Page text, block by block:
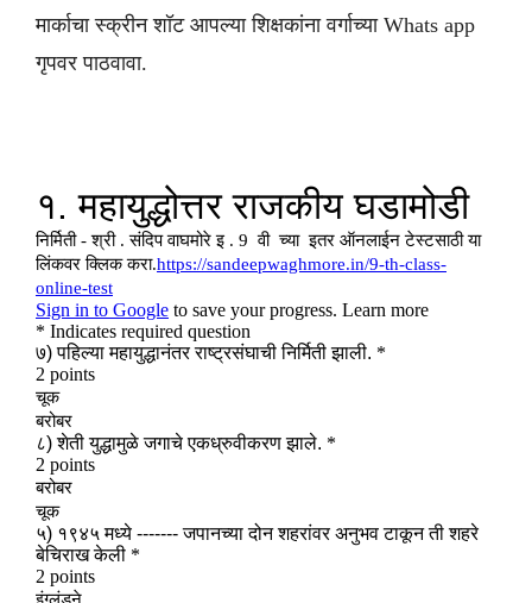
मार्काचा स्क्रीन शॉट आपल्या शिक्षकांना वर्गाच्या Whats app
गृपवर पाठवावा.